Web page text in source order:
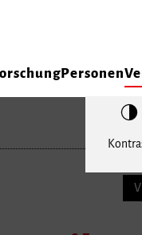
Personen